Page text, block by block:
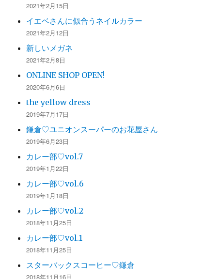
2021年2月15日
イエベさんに似合うネイルカラー
2021年2月12日
新しいメガネ
2021年2月8日
ONLINE SHOP OPEN!
2020年6月6日
the yellow dress
2019年7月17日
鎌倉♡ユニオンスーパーのお花屋さん
2019年6月23日
カレー部♡vol.7
2019年1月22日
カレー部♡vol.6
2019年1月18日
カレー部♡vol.2
2018年11月25日
カレー部♡vol.1
2018年11月25日
スターバックスコーヒー♡鎌倉
2018年11月16日